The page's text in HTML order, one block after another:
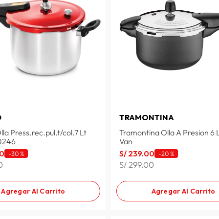
Press.rec.pul.t/col.7 Lt
-30 %
Agregar Al Carrito
TRAMONTINA
Tramontina Olla A Presion 6
Van
S/ 239.00 -20 %
S/ 299.00
Agregar Al Carrito